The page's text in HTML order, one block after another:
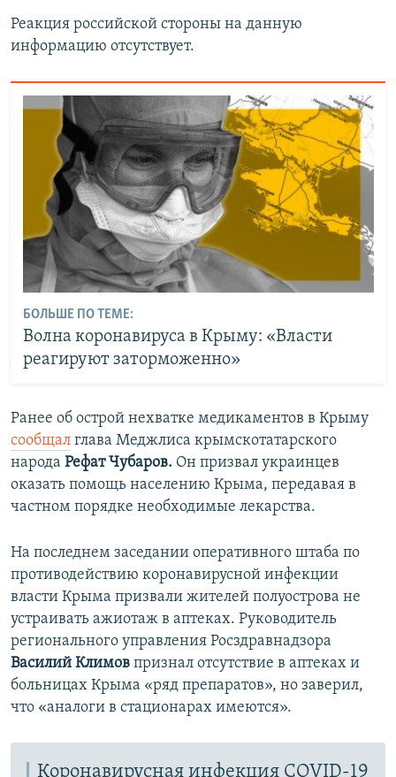
Реакция российской стороны на данную
информацию отсутствует.
БОЛЬШЕ ПО ТЕМЕ:
Волна коронавируса в Крыму: «Власти
реагируют заторможенно»
Ранее об острой нехватке медикаментов в Крыму
сообщал глава Меджлиса крымскотатарского
народа Рефат Чубаров. Он призвал украинцев
оказать помощь населению Крыма, передавая в
частном порядке необходимые лекарства.
На последнем заседании оперативного штаба по
противодействию коронавирусной инфекции
власти Крыма призвали жителей полуострова не
устраивать ажиотаж в аптеках. Руководитель
регионального управления Росздравнадзора
Василий Климов признал отсутствие в аптеках и
больницах Крыма «ряд препаратов», но заверил,
что «аналоги в стационарах имеются».
Коронавирусная инфекция COVID-19